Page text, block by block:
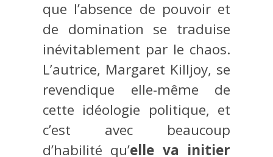
que l’absence de pouvoir et
de domination se traduise
inévitablement par le chaos.
L’autrice, Margaret Killjoy, se
revendique elle-même de
cette idéologie politique, et
c’est avec beaucoup
d’habilité qu’elle va initier